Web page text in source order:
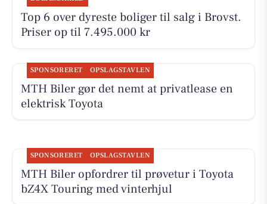
Top 6 over dyreste boliger til salg i Brovst.
Priser op til 7.495.000 kr
SPONSORERET OPSLAGSTAVLEN
MTH Biler gør det nemt at privatlease en
elektrisk Toyota
SPONSORERET OPSLAGSTAVLEN
MTH Biler opfordrer til prøvetur i Toyota
bZ4X Touring med vinterhjul